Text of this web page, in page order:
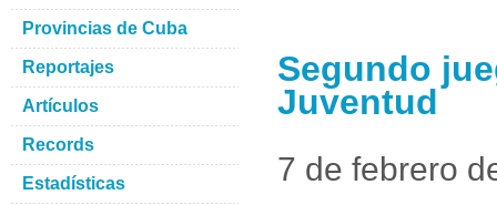
Segundo
Juventud
7 de febrero
Provincias de Cuba
Reportajes
Artículos
Records
Estadísticas